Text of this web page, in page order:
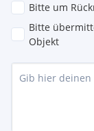
Bitte um
Bitte
Objekt